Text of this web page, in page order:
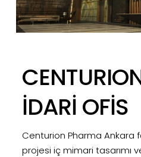
İDARİ OFİS
Centurion Pharma Ankara
projesi iç mimari tasarımı